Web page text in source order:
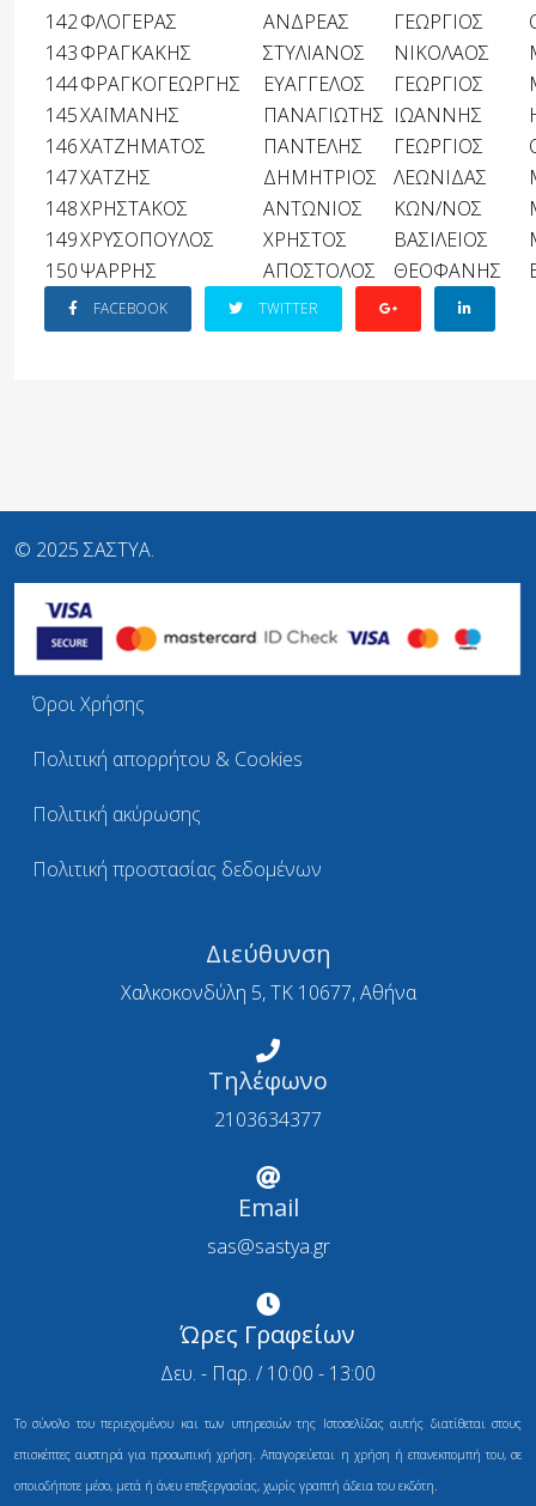
142ΦΛΟΓΕΡΑΣ ΑΝΔΡΕΑΣ ΓΕΩΡΓΙΟΣ
143ΦΡΑΓΚΑΚΗΣ ΣΤΥΛΙΑΝΟΣ ΝΙΚΟΛΑΟΣ
144ΦΡΑΓΚΟΓΕΩΡΓΗΣ ΕΥΑΓΓΕΛΟΣ ΓΕΩΡΓΙΟΣ
145ΧΑΪΜΑΝΗΣ ΠΑΝΑΓΙΩΤΗΣ ΙΩΑΝΝΗΣ
146ΧΑΤΖΗΜΑΤΟΣ ΠΑΝΤΕΛΗΣ ΓΕΩΡΓΙΟΣ
147ΧΑΤΖΗΣ ΔΗΜΗΤΡΙΟΣ ΛΕΩΝΙΔΑΣ
148ΧΡΗΣΤΑΚΟΣ ΑΝΤΩΝΙΟΣ ΚΩΝ/ΝΟΣ
149ΧΡΥΣΟΠΟΥΛΟΣ ΧΡΗΣΤΟΣ ΒΑΣΙΛΕΙΟΣ
150ΨΑΡΡΗΣ ΑΠΟΣΤΟΛΟΣ ΘΕΟΦΑΝΗΣ
FACEBOOK TWITTER
© 2025 ΣΑΣΤΥΑ.
Όροι Χρήσης
Πολιτική απορρήτου & Cookies
Πολιτική ακύρωσης
Πολιτική προστασίας δεδομένων
Διεύθυνση
Χαλκοκονδύλη 5, ΤΚ 10677, Αθήνα
Τηλέφωνο
2103634377
Email
sas@sastya.gr
Ώρες Γραφείων
Δευ. - Παρ. / 10:00 - 13:00
Το σύνολο του περιεχομένου και των υπηρεσιών της Ιστοσελίδας αυτής διατίθεται στους
επισκέπτες αυστηρά για προσωπική χρήση. Απαγορεύεται η χρήση ή επανεκπομπή του, σε
οποιοδήποτε μέσο, μετά ή άνευ επεξεργασίας, χωρίς γραπτή άδεια του εκδότη.